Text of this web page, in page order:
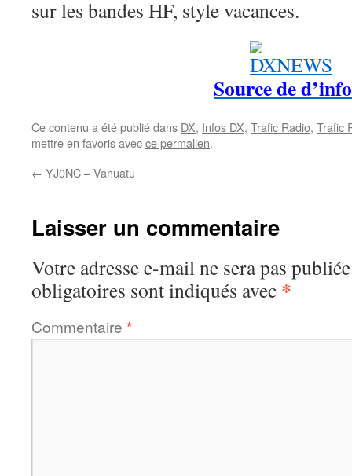
sur les bandes HF, style vacances.
Source de d’info
Ce contenu a été publié dans DX, Infos DX, Trafic Radio, Trafic
mettre en favoris avecce permalien.
← YJ0NC – Vanuatu
Laisser un commentaire
Votre adresse e-mail ne sera pas
obligatoires sont indiqués avec *
Commentaire *